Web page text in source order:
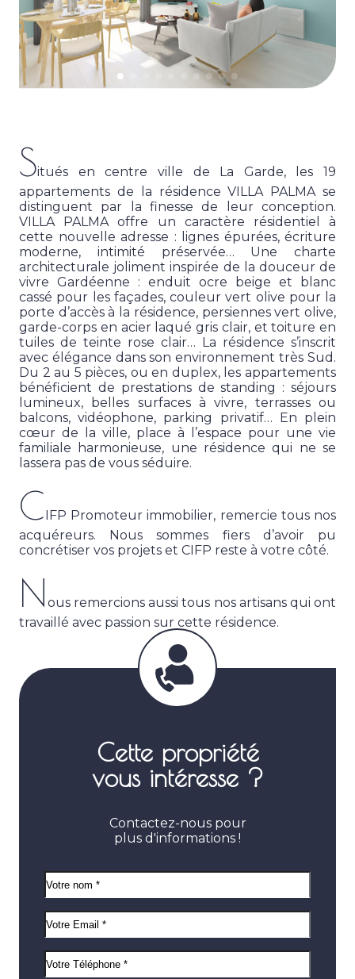
Situés en centre ville de La Garde, les 19
appartements de la résidence VILLA PALMA se
distinguent par la finesse de leur conception.
VILLA PALMA offre un caractère résidentiel à
cette nouvelle adresse : lignes épurées, écriture
moderne, intimité préservée… Une charte
architecturale joliment inspirée de la douceur de
vivre Gardéenne : enduit ocre beige et blanc
cassé pour les façades, couleur vert olive pour la
porte d’accès à la résidence, persiennes vert olive,
garde-corps en acier laqué gris clair, et toiture en
tuiles de teinte rose clair… La résidence s’inscrit
avec élégance dans son environnement très Sud.
Du 2 au 5 pièces, ou en duplex, les appartements
bénéficient de prestations de standing : séjours
lumineux, belles surfaces à vivre, terrasses ou
balcons, vidéophone, parking privatif… En plein
cœur de la ville, place à l’espace pour une vie
familiale harmonieuse, une résidence qui ne se
lassera pas de vous séduire.
CIFP Promoteur immobilier, remercie tous nos
acquéreurs. Nous sommes fiers d’avoir pu
concrétiser vos projets et CIFP reste à votre côté.
N ous remercions aussi tous nos artisans qui ont
travaillé avec passion sur cette résidence.
Cette propriété
vous intéresse ?
Contactez-nous pour
plus d'informations !